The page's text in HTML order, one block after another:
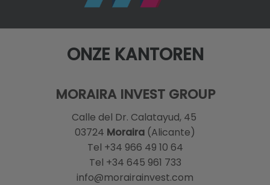
ONZE KANTOREN
MORAIRA INVEST GROUP
Calle del Dr. Calatayud, 45
03724 Moraira (Alicante)
Tel +34 966 49 10 64
Tel +34 645 961 733
info@morairainvest.com